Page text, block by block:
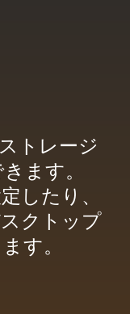
トレージ
ます。
したり、
クトップ
す。